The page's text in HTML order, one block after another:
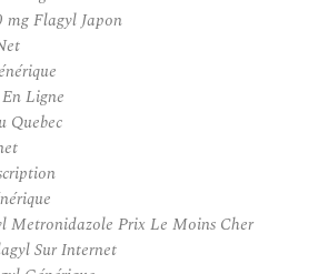
mg Flagyl Japon
Ligne
Quebec
Metronidazole Prix Le Moins Cher
Sur Internet